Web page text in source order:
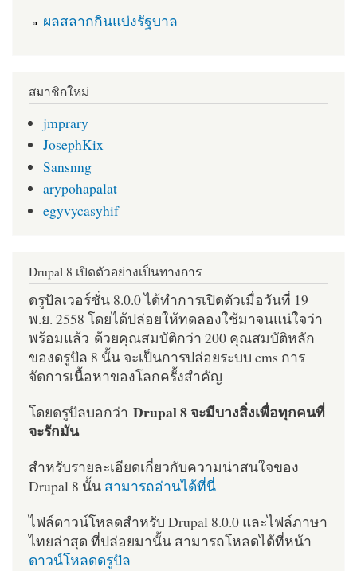
ผลสลากกินแบ่งรัฐบาล
สมาชิกใหม่
jmprary
JosephKix
Sansnng
arypohapalat
egyvycasyhif
Drupal 8 เปิดตัวอย่างเป็นทางการ
ดรูปัลเวอร์ชั่น 8.0.0 ได้ทำการเปิดตัวเมื่อวันที่ 19
พ.ย. 2558 โดยได้ปล่อยให้ทดลองใช้มาจนแน่ใจว่า
พร้อมแล้ว ด้วยคุณสมบัติกว่า 200 คุณสมบัติหลัก
ของดรูปัล 8 นั้น จะเป็นการปล่อยระบบ cms การ
จัดการเนื้อหาของโลกครั้งสำคัญ
โดยดรูปัลบอกว่า Drupal 8 จะมีบางสิ่งเพื่อทุกคนที่
จะรักมัน
สำหรับรายละเอียดเกี่ยวกับความน่าสนใจของ
Drupal 8 นั้น สามารถอ่านได้ที่นี่
ไฟล์ดาวน์โหลดสำหรับ Drupal 8.0.0 และไฟล์ภาษา
ไทยล่าสุด ที่ปล่อยมานั้น สามารถโหลดได้ที่หน้า
ดาวน์โหลดดรูปัล